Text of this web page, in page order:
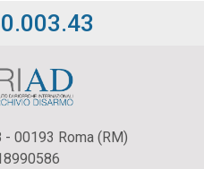
00193 Roma (RM)